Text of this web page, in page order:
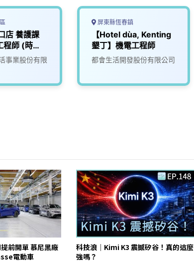
店 養護課
程師 (時
事業股份有限
屏東縣恆春鎮
【Hotel dùa, Kenting
墾丁】機電工程師
都會生活開發股份有限公司
前開單 慕尼黑廠
電動車
科技浪｜Kimi K3 震撼矽谷！真的這麼
強嗎？